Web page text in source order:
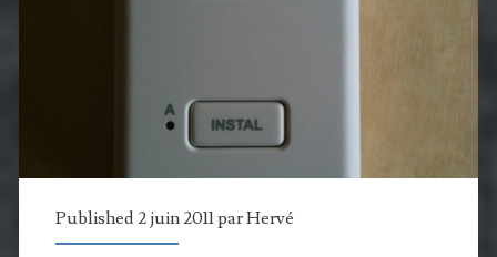
sec
pour
chaudières?
Published 2 juin 2011 parHervé